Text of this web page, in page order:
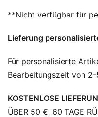
Dämpfung sorgt
Obermaterial aus Leder
Gummi-Zwischensohle
Gummilaufsohle
PUMA Cat Logo auf der
PUMA Cat Logo auf der
**Nicht verfügbar für
Lieferung
Für personalisierte
Bearbeitungszeit von
KOSTENLOSE
ÜBER 50 €. 60 TAGE